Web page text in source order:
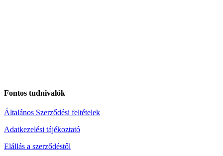
Fontos tudnivalók
Általános Szerződési feltételek
Adatkezelési tájékoztató
Elállás a szerződéstől